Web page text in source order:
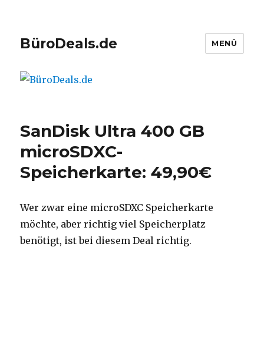
BüroDeals.de MENÜ
SanDisk Ultra 400 GB
microSDXC-
Speicherkarte: 49,90€
Wer zwar eine microSDXC Speicherkarte
möchte, aber richtig viel Speicherplatz
benötigt, ist bei diesem Deal richtig.